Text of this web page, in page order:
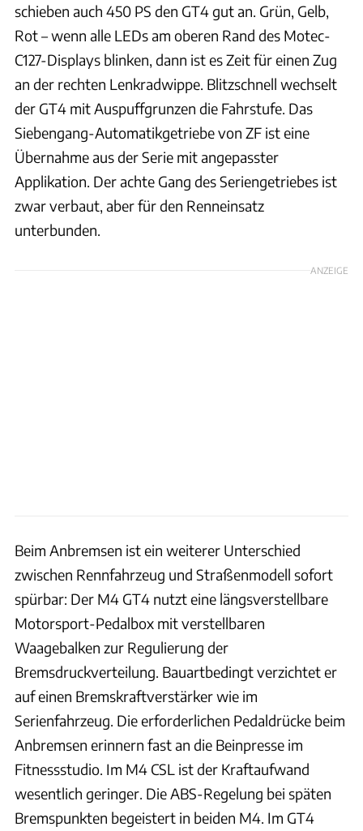
schieben auch 450 PS den GT4 gut an. Grün, Gelb,
Rot – wenn alle LEDs am oberen Rand des Motec-
C127-Displays blinken, dann ist es Zeit für einen Zug
an der rechten Lenkradwippe. Blitzschnell wechselt
der GT4 mit Auspuffgrunzen die Fahrstufe. Das
Siebengang-Automatikgetriebe von ZF ist eine
Übernahme aus der Serie mit angepasster
Applikation. Der achte Gang des Seriengetriebes ist
zwar verbaut, aber für den Renneinsatz
unterbunden.
ANZEIGE
Beim Anbremsen ist ein weiterer Unterschied
zwischen Rennfahrzeug und Straßenmodell sofort
spürbar: Der M4 GT4 nutzt eine längsverstellbare
Motorsport-Pedalbox mit verstellbaren
Waagebalken zur Regulierung der
Bremsdruckverteilung. Bauartbedingt verzichtet er
auf einen Bremskraftverstärker wie im
Serienfahrzeug. Die erforderlichen Pedaldrücke beim
Anbremsen erinnern fast an die Beinpresse im
Fitnessstudio. Im M4 CSL ist der Kraftaufwand
wesentlich geringer. Die ABS-Regelung bei späten
Bremspunkten begeistert in beiden M4. Im GT4